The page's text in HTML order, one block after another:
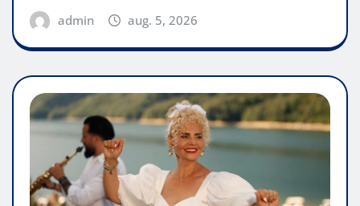
admin aug. 5, 2026